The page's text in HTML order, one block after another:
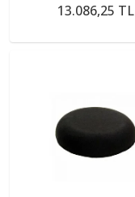
13.086,25 TL